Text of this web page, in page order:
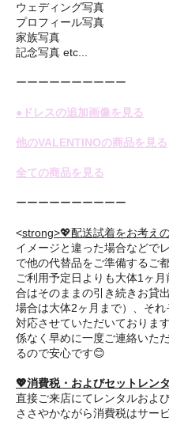
ウェディング写真
プロフィール写真
家族写真
記念写真 etc...
ーーーーーーーーーー
●ドレスの追加画像を見る
他のVALENTINOの商品を見る
全ての商品を見る
ーーーーーーーーーー
<strong>💖配送試着をお考え
イメージと違った場合などで
で他の代替品をご準備するご
ご利用予定日よりも大体1ヶ
合はそのままの引き続きお貸
場合は大体2ヶ月まで）、そ
対応させていただいておりま
係なく早めに一度ご連絡いた
るので安心です😊
💖消費税・およびセットレン
直接ご来店にてレンタルおよ
ささやかながら消費税はサー